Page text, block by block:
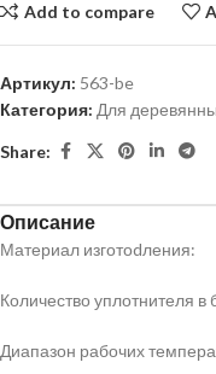
Add to compare
Артикул: 563-be
Категория: Для
Share:
Описание
Материал
Количество уплотнителя в
Диапазон рабочих